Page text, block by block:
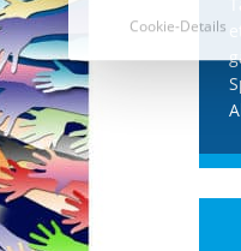
von Afghanen
wurden die